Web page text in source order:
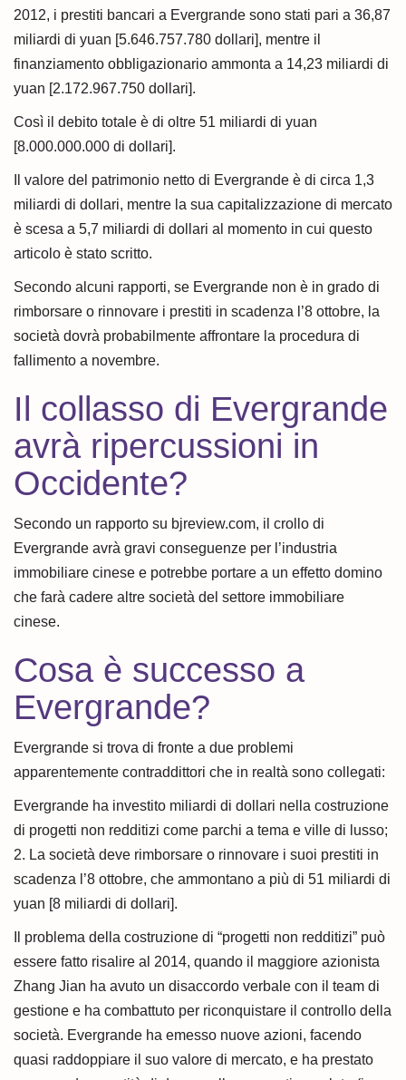
2012, i prestiti bancari a Evergrande sono stati pari a 36,87
miliardi di yuan [5.646.757.780 dollari], mentre il
finanziamento obbligazionario ammonta a 14,23 miliardi di
yuan [2.172.967.750 dollari].
Così il debito totale è di oltre 51 miliardi di yuan
[8.000.000.000 di dollari].
Il valore del patrimonio netto di Evergrande è di circa 1,3
miliardi di dollari, mentre la sua capitalizzazione di mercato
è scesa a 5,7 miliardi di dollari al momento in cui questo
articolo è stato scritto.
Secondo alcuni rapporti, se Evergrande non è in grado di
rimborsare o rinnovare i prestiti in scadenza l’8 ottobre, la
società dovrà probabilmente affrontare la procedura di
fallimento a novembre.
Il collasso di Evergrande
avrà ripercussioni in
Occidente?
Secondo un rapporto su bjreview.com, il crollo di
Evergrande avrà gravi conseguenze per l’industria
immobiliare cinese e potrebbe portare a un effetto domino
che farà cadere altre società del settore immobiliare
cinese.
Cosa è successo a
Evergrande?
Evergrande si trova di fronte a due problemi
apparentemente contraddittori che in realtà sono collegati:
Evergrande ha investito miliardi di dollari nella costruzione
di progetti non redditizi come parchi a tema e ville di lusso;
2. La società deve rimborsare o rinnovare i suoi prestiti in
scadenza l’8 ottobre, che ammontano a più di 51 miliardi di
yuan [8 miliardi di dollari].
Il problema della costruzione di “progetti non redditizi” può
essere fatto risalire al 2014, quando il maggiore azionista
Zhang Jian ha avuto un disaccordo verbale con il team di
gestione e ha combattuto per riconquistare il controllo della
società. Evergrande ha emesso nuove azioni, facendo
quasi raddoppiare il suo valore di mercato, e ha prestato